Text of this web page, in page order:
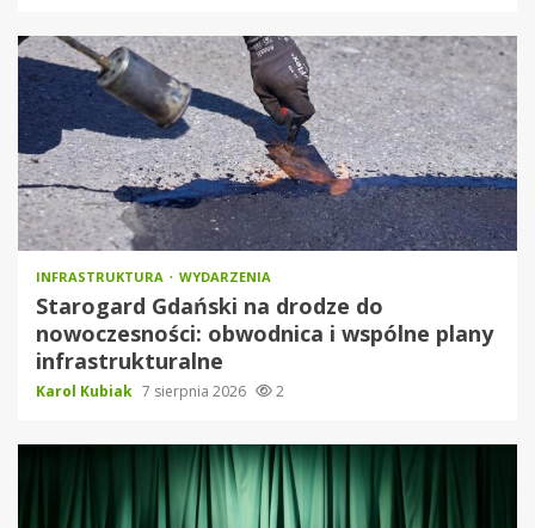
INFRASTRUKTURA WYDARZENIA
Starogard Gdański na drodze do
nowoczesności: obwodnica i wspólne plany
infrastrukturalne
Karol Kubiak 7 sierpnia 2026 2